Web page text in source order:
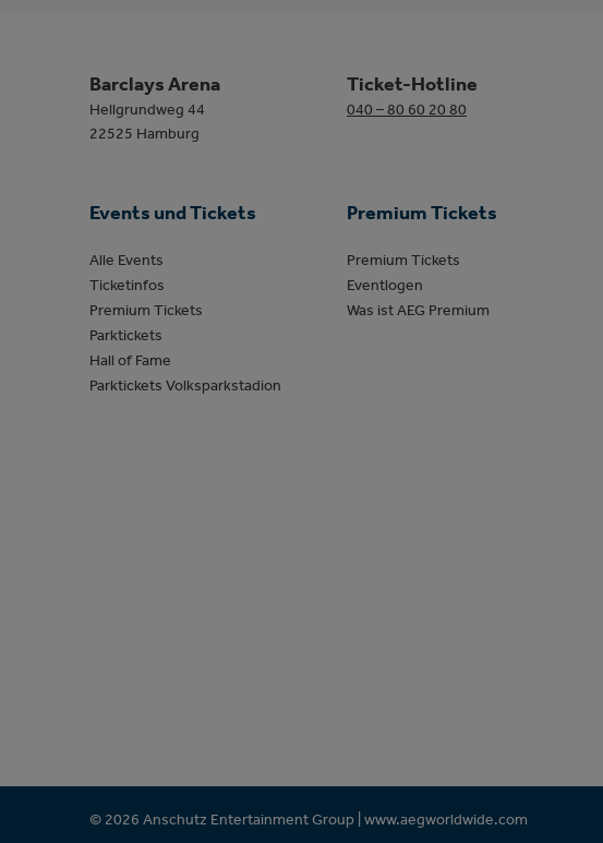
Barclays Arena
Hellgrundweg 44
22525 Hamburg
Ticket-Hotline
040 – 80 60 20 80
Events und Tickets
Alle Events
Ticketinfos
Premium Tickets
Parktickets
Hall of Fame
Parktickets Volksparkstadion
Premium Tickets
Premium Tickets
Eventlogen
Was ist AEG Premium
© 2026 Anschutz Entertainment Group | www.aegworldwide.com